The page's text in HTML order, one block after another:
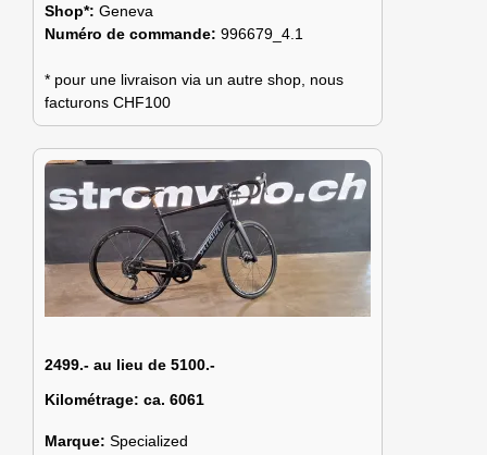
Shop*: Geneva
Numéro de commande: 996679_4.1
* pour une livraison via un autre shop, nous
facturons CHF100
2499.- au lieu de 5100.-
Kilométrage: ca. 6061
Marque: Specialized